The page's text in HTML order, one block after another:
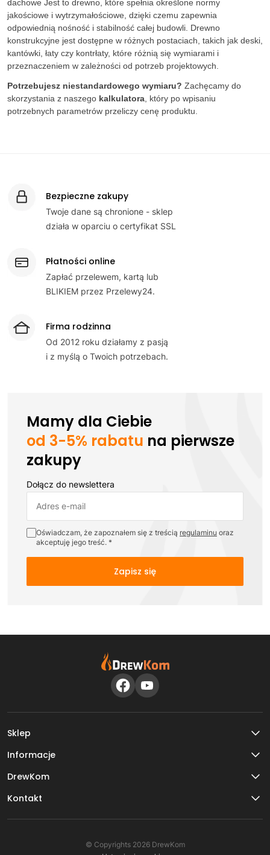
dachowe Jest to drewno, które spełnia określone normy
jakościowe i wytrzymałościowe, dzięki czemu zapewnia
odpowiednią nośność i stabilność całej budowli. Drewno
konstrukcyjne jest dostępne w różnych postaciach, takich jak deski,
kantówki, łaty czy kontrłaty, które różnią się wymiarami i
przeznaczeniem w zależności od potrzeb projektowych.
Potrzebujesz niestandardowego wymiaru? Zachęcamy do
skorzystania z naszego kalkulatora , który po wpisaniu
potrzebnych parametrów przeliczy cenę produktu.
Bezpieczne zakupy
Twoje dane są chronione - sklep
działa w oparciu o certyfikat SSL
Płatności online
Zapłać przelewem, kartą lub
BLIKIEM przez Przelewy24.
Firma rodzinna
Od 2012 roku działamy z pasją
i z myślą o Twoich potrzebach.
Mamy dla Ciebie
od 3-5% rabatu na pierwsze
zakupy
Dołącz do newslettera
Adres e-mail
Oświadczam, że zapoznałem się z treścią regulaminu oraz
akceptuję jego treść. *
Zapisz się
Sklep
Informacje
DrewKom
Kontakt
© Copyrights 2026 DrewKom